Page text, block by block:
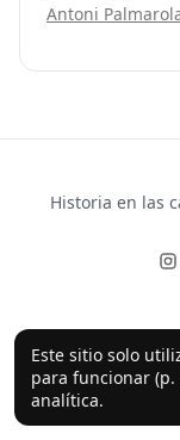
Este sitio solo
para funcionar (p.
analítica.
Antoni
Historia en las